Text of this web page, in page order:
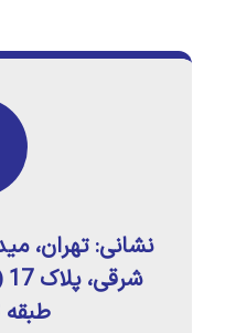
نشانی: تهران،
طبقه 3، واحد 5